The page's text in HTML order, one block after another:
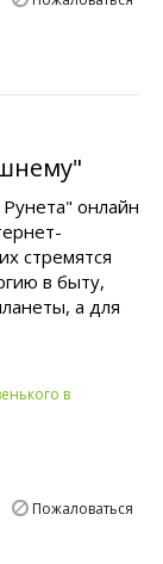
онлайн
стремятся
в быту,
а для
в
Пожаловаться